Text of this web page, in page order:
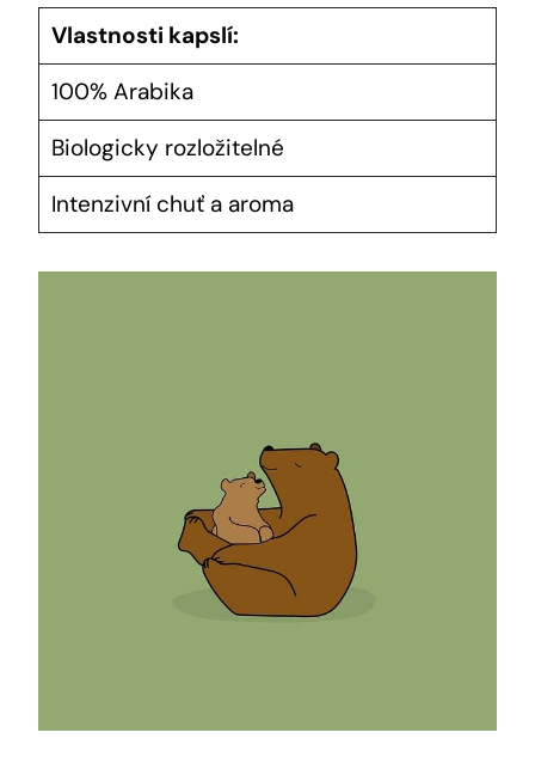
Vlastnosti kapslí:
100% Arabika
Biologicky rozložitelné
Intenzivní chuť a aroma